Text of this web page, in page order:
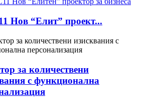
Нов “Елит” проект...
за количествени
с функционална